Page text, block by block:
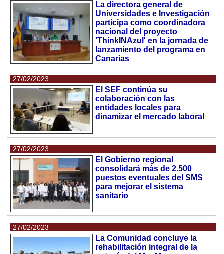
La directora general de
Universidades e Investigación
participa como coordinadora
nacional del proyecto
'ThinkINAzul' en la jornada de
lanzamiento del programa en
Canarias
27/02/2023
El SEF continúa su
colaboración con las
entidades locales para
dinamizar el mercado laboral
27/02/2023
El Gobierno regional
consolidará más de 2.500
puestos eventuales del SMS
para mejorar el sistema
sanitario
27/02/2023
La Comunidad concluye la
rehabilitación integral de la